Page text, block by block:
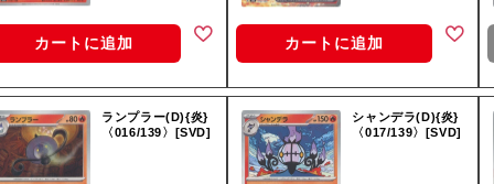
カートに追加 カートに追加
ランプラー(D){炎}
〈016/139〉[SVD]
シャンデラ(D){炎}
〈017/139〉[SVD]